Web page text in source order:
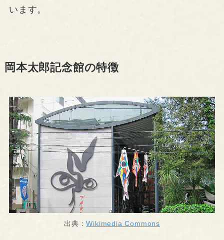
います。
岡本太郎記念館の特徴
出典：Wikimedia Commons